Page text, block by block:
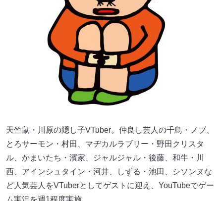
天竺鼠・川原の隠し子VTuber。仲良し芸人の千鳥・ノブ、
とろサーモン・村田、マヂカルラブリー・野田クリスタ
ル、かまいたち・濱家、ジャルジャル・後藤、和牛・川
西、アインシュタイン・河井、しずる・池田、シソンヌな
ど人気芸人をVTuberとしてゲストに迎え、YouTubeでゲー